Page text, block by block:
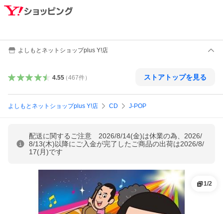
よしもとネットショップplus Y!店
4.55（467件） ストアトップを見る
よしもとネットショップplus Y!店 CD J-POP
配送に関するご注意 2026/8/14(金)は休業の為、2026/
8/13(木)以降にご入金が完了したご商品の出荷は2026/8/
17(月)です
1/2